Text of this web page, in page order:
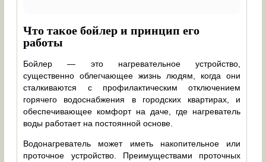
Что такое бойлер и принцип его
работы
Бойлер — это нагревательное устройство,
существенно облегчающее жизнь людям, когда они
сталкиваются с профилактическим отключением
горячего водоснабжения в городских квартирах, и
обеспечивающее комфорт на даче, где нагреватель
воды работает на постоянной основе.
Водонагреватель может иметь накопительное или
проточное устройство. Преимуществами проточных